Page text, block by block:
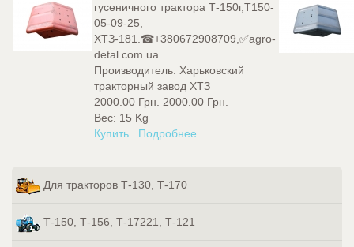
гусеничного трактора Т-150г,Т150-
05-09-25,
ХТЗ-181.☎+380672908709,✅agro-
detal.com.ua
Производитель: Харьковский
тракторный завод ХТЗ
2000.00 Грн. 2000.00 Грн.
Вес: 15 Kg
Купить
Подробнее
Для тракторов Т-130, Т-170
Т-150, Т-156, Т-17221, Т-121